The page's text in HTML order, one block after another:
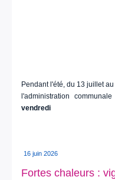
Pendant l'été, du 13 juillet
l'administration
vendredi
16 juin 2026
Fortes chaleurs :